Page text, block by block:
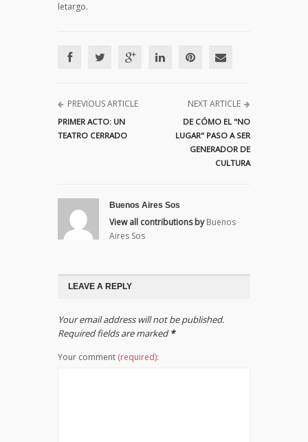
letargo.
PREVIOUS ARTICLE
PRIMER ACTO: UN
TEATRO CERRADO
NEXT ARTICLE
DE CÓMO EL "NO
LUGAR" PASO A SER
GENERADOR DE
CULTURA
Buenos Aires Sos
View all contributions by Buenos
Aires Sos
LEAVE A REPLY
Your email address will not be published.
Required fields are marked*
Your comment (required):